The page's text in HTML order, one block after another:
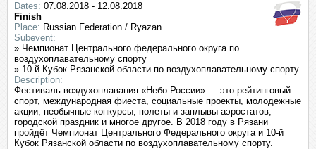
Dates: 07.08.2018 - 12.08.2018
Finish
Place: Russian Federation / Ryazan
Subevent:
» Чемпионат Центрального федерального округа по
воздухоплавательному спорту
» 10-й Кубок Рязанской области по воздухоплавательному спорту
Description:
Фестиваль воздухоплавания «Небо России» — это рейтинговый
спорт, международная фиеста, социальные проекты, молодежные
акции, необычные конкурсы, полеты и заплывы аэростатов,
городской праздник и многое другое. В 2018 году в Рязани
пройдёт Чемпионат Центрального Федерального округа и 10-й
Кубок Рязанской области по воздухоплавательному спорту.